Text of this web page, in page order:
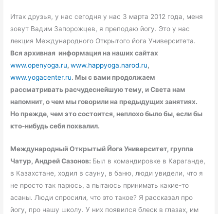
Итак друзья, у нас сегодня у нас 3 марта 2012 года, меня
зовут Вадим Запорожцев, я преподаю йогу. Это у нас
лекция Международного Открытого йога Университета.
Вся архивная информация на наших сайтах
www.openyoga.ru,www.happyoga.narod.ru,
www.yogacenter.ru. Мы с вами продолжаем
рассматривать расчудеснейшую тему, и Света нам
напомнит, о чем мы говорили на предыдущих занятиях.
Но прежде, чем это состоится, неплохо было бы, если бы
кто-нибудь себя похвалил.
Международный Открытый Йога Университет, группа
Чатур, Андрей Сазонов: Был в командировке в Караганде,
в Казахстане, ходил в сауну, в баню, люди увидели, что я
не просто так парюсь, а пытаюсь принимать какие-то
асаны. Люди спросили, что это такое? Я рассказал про
йогу, про нашу школу. У них появился блеск в глазах, им